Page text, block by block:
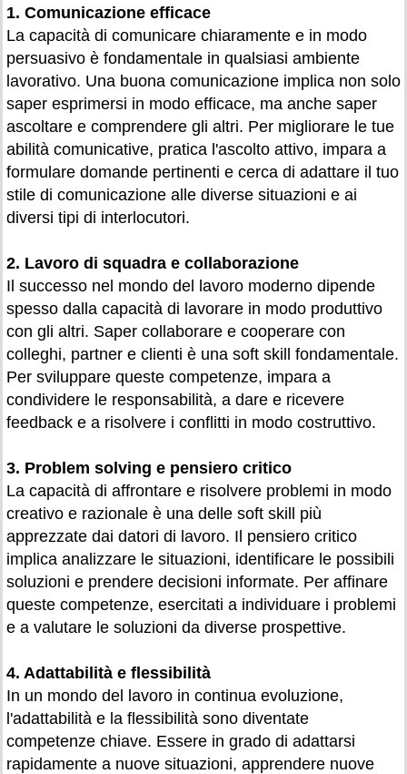
1. Comunicazione efficace
La capacità di comunicare chiaramente e in modo
persuasivo è fondamentale in qualsiasi ambiente
lavorativo. Una buona comunicazione implica non solo
saper esprimersi in modo efficace, ma anche saper
ascoltare e comprendere gli altri. Per migliorare le tue
abilità comunicative, pratica l'ascolto attivo, impara a
formulare domande pertinenti e cerca di adattare il tuo
stile di comunicazione alle diverse situazioni e ai
diversi tipi di interlocutori.
2. Lavoro di squadra e collaborazione
Il successo nel mondo del lavoro moderno dipende
spesso dalla capacità di lavorare in modo produttivo
con gli altri. Saper collaborare e cooperare con
colleghi, partner e clienti è una soft skill fondamentale.
Per sviluppare queste competenze, impara a
condividere le responsabilità, a dare e ricevere
feedback e a risolvere i conflitti in modo costruttivo.
3. Problem solving e pensiero critico
La capacità di affrontare e risolvere problemi in modo
creativo e razionale è una delle soft skill più
apprezzate dai datori di lavoro. Il pensiero critico
implica analizzare le situazioni, identificare le possibili
soluzioni e prendere decisioni informate. Per affinare
queste competenze, esercitati a individuare i problemi
e a valutare le soluzioni da diverse prospettive.
4. Adattabilità e flessibilità
In un mondo del lavoro in continua evoluzione,
l'adattabilità e la flessibilità sono diventate
competenze chiave. Essere in grado di adattarsi
rapidamente a nuove situazioni, apprendere nuove